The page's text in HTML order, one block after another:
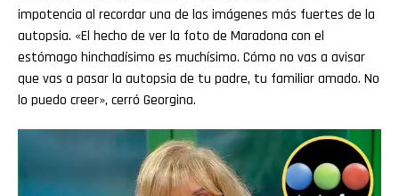
impotencia al recordar una de las imágenes más fuertes de la
autopsia. «El hecho de ver la foto de Maradona con el
estómago hinchadísimo es muchísimo. Cómo no vas a avisar
que vas a pasar la autopsia de tu padre, tu familiar amado. No
lo puedo creer», cerró Georgina.